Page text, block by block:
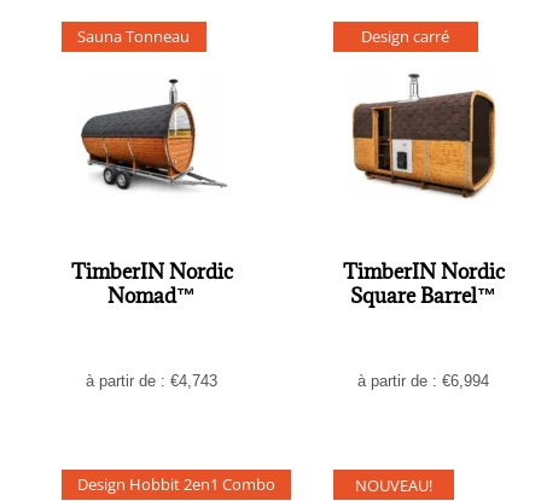
Sauna Tonneau
TimberIN Nordic
Nomad™
à partir de : €4,743
Design carré
TimberIN Nordic
Square Barrel™
à partir de : €6,994
Design Hobbit 2en1 Combo NOUVEAU!